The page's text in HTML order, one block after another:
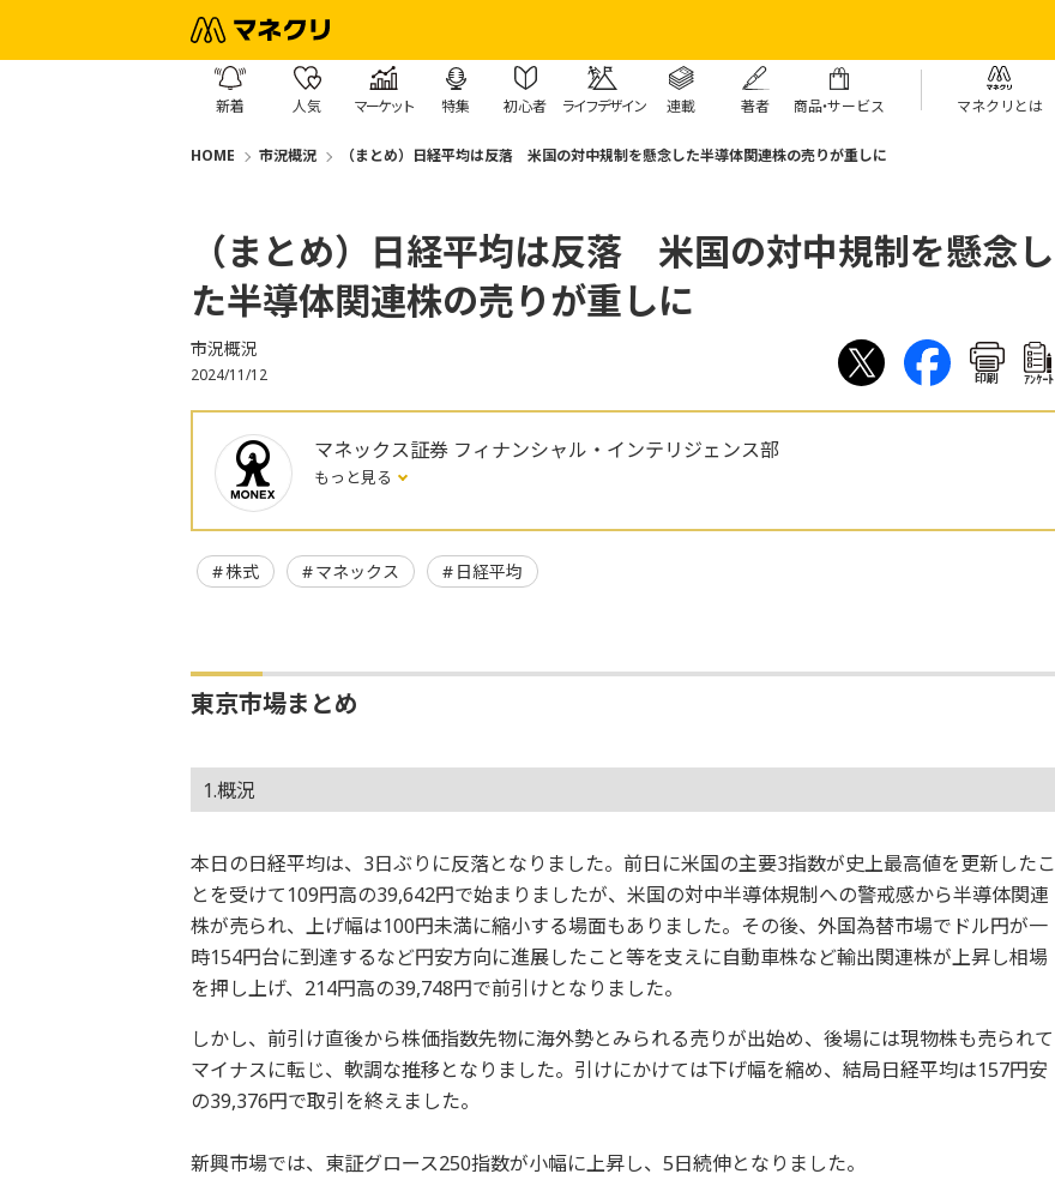
新着 人気 マーケット 特集 初心者 ライフデザイン 連載 著者 商品・サービス マネクリとは
HOME 市況概況 （まとめ）日経平均は反落 米国の対中規制を懸念した半導体関連株の売りが重しに
（まとめ）日経平均は反落 米国の対中規制を懸念し
た半導体関連株の売りが重しに
市況概況
2024/11/12 印刷 ｱﾝｹｰﾄ
マネックス証券 フィナンシャル・インテリジェンス部
もっと見る
株式 マネックス 日経平均
東京市場まとめ
1.概況
本日の日経平均は、3日ぶりに反落となりました。前日に米国の主要3指数が史上最高値を更新したこ
とを受けて109円高の39,642円で始まりましたが、米国の対中半導体規制への警戒感から半導体関連
株が売られ、上げ幅は100円未満に縮小する場面もありました。その後、外国為替市場でドル円が一
時154円台に到達するなど円安方向に進展したこと等を支えに自動車株など輸出関連株が上昇し相場
を押し上げ、214円高の39,748円で前引けとなりました。
しかし、前引け直後から株価指数先物に海外勢とみられる売りが出始め、後場には現物株も売られて
マイナスに転じ、軟調な推移となりました。引けにかけては下げ幅を縮め、結局日経平均は157円安
の39,376円で取引を終えました。
新興市場では、東証グロース250指数が小幅に上昇し、5日続伸となりました。